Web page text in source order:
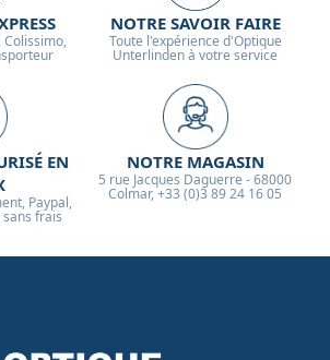
Colissimo,
NOTRE SAVOIR FAIRE
Toute l'expérience d'Optique
Unterlinden à votre service
EN
Paypal,
frais
NOTRE MAGASIN
5 rue Jacques Daguerre - 68000
Colmar, +33 (0)3 89 24 16 05